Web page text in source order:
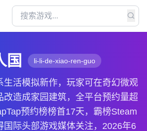
国 li-li-de-xiao-ren-guo
生活模拟新作，玩家可在奇幻微观
改造成家园建筑，全平台预约量超
预约榜榜首17天，霸榜Steam
国际头部游戏媒体关注，2026年6